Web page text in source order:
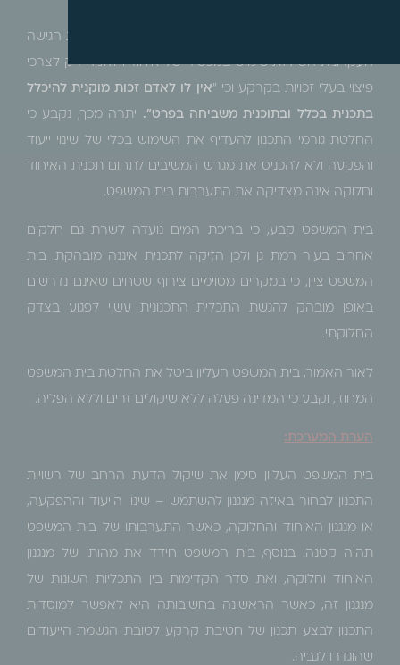
בית המשפט העליון קיבל את ערעור המדינה, והדגיש את הגישה
העקרונית השוללת שימוש במכשיר של איחוד וחלוקה רק לצרכי
פיצוי בעלי זכויות בקרקע וכי "אין לו לאדם זכות מוקנית להיכלל
בתכנית בכלל ובתוכנית משביחה בפרט". יתרה מכך, נקבע כי
החלטת גורמי התכנון להעדיף את השימוש בכלי של שינוי ייעוד
והפקעה ולא להכניס את מגרש המשיבים לתחום תכנית האיחוד
וחלוקה אינה מצדיקה את התערבות בית המשפט.
בית המשפט קבע, כי בריכת המים נועדה לשרת גם חלקים
אחרים בעיר רמת גן ולכן הזיקה לתכנית איננה מובהקת. בית
המשפט ציין, כי במקרים מסוימים צירוף שטחים שאינם נדרשים
באופן מובהק להגשת התכלית התכנונית עשוי לפגוע בצדק
החלוקתי.
לאור האמור, בית המשפט העליון ביטל את החלטת בית המשפט
המחוזי, וקבע כי המדינה פעלה ללא שיקולים זרים וללא הפליה.
הערת המערכת:
בית המשפט העליון סימן את שיקול הדעת הרחב של רשויות
התכנון לבחור באיזה מנגנון להשתמש – שינוי הייעוד וההפקעה,
או מנגנון האיחוד והחלוקה, כאשר התערבותו של בית המשפט
תהיה קטנה. בנוסף, בית המשפט חידד את מהותו של מנגנון
האיחוד וחלוקה, ואת סדר הקדימות בין התכליות השונות של
מנגנון זה, כאשר הראשונה בחשיבותה היא לאפשר למוסדות
התכנון לבצע תכנון של חטיבת קרקע לטובת הגשמת הייעודים
שהוגדרו לגביה.